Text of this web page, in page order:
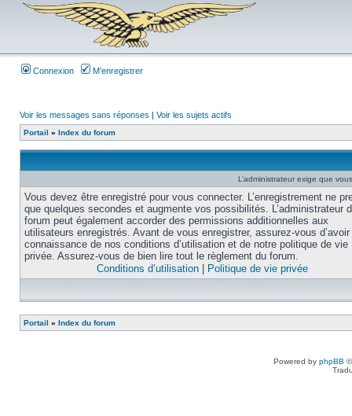
Connexion M’enregistrer
Voir les messages sans réponses | Voir les sujets actifs
Portail » Index du forum
L’administrateur exige que
Vous devez être enregistré pour vous connecter. L’enregistrement ne
que quelques secondes et augmente vos possibilités. L’administrateur
forum peut également accorder des permissions additionnelles aux
utilisateurs enregistrés. Avant de vous enregistrer, assurez-vous
connaissance de nos conditions d’utilisation et de notre politique de vie
privée. Assurez-vous de bien lire tout le règlement du forum.
Conditions d’utilisation
Politique de vie privée
Portail » Index du forum
Powered by phpBB